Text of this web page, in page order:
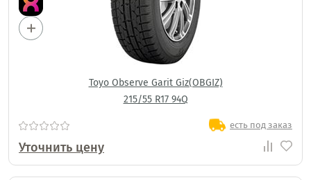
Toyo Observe Garit Giz(OBGIZ)
215/55 R17 94Q
есть под заказ
Уточнить цену